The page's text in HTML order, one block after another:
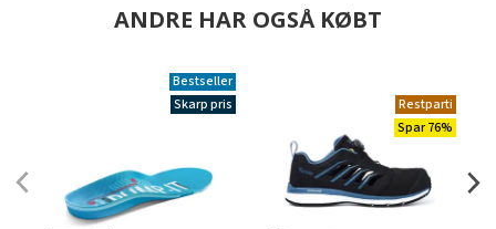
ANDRE HAR OGSÅ KØBT
Bestseller
Skarp pris
Restparti
Spar 76%